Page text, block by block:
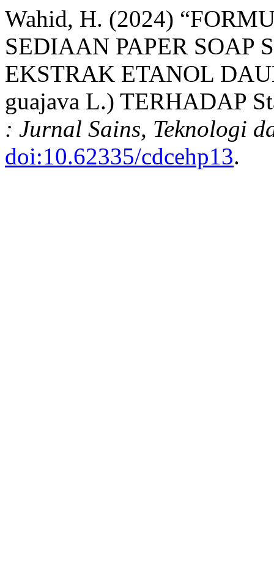
Wahid, H. (2024)
SEDIAAN PAPER SOAP
EKSTRAK ETANOL
guajava L.) TERHADAP
: Jurnal Sains, Teknologi
doi:10.62335/cdcehp13.